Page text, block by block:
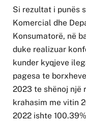
Si rezultat i punës
Komercial dhe
Konsumatorë, në
duke realizuar
kunder kyqjeve
pagesa te
2023 te shënoj një
krahasim me vitin
2022 ishte